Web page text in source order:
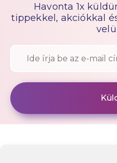
Havonta 1x
tippekkel, akciókkal